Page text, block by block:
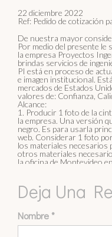
22 diciembre 2022
Ref: Pedido de cotización
De nuestra mayor
Por medio del presente le
la empresa Proyectos
brindas servicios de
PI está en proceso de
e imagen institucional.
mercados de Estados
valores de: Confianza,
Alcance:
1. Producir 1 foto de la
la empresa. Una versión
negro. Es para usarla
web. Considerar 1 foto
los materiales necesarios
otros materiales
la oficina de Montevideo
2. Cotizar volver a repetir
manteniendo la misma
empresa el año que
Algunos ejemplos:
•https://
•https://
Deja Una
Nombre *